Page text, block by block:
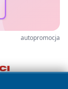
autopromocja